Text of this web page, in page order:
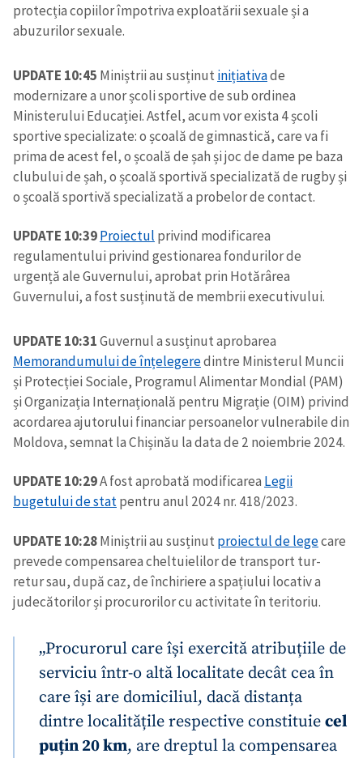
protecția copiilor împotriva exploatării sexuale și a
abuzurilor sexuale.
UPDATE 10:45 Miniștrii au susținut inițiativade
modernizare a unor școli sportive de sub ordinea
Ministerului Educației. Astfel, acum vor exista 4 școli
sportive specializate: o școală de gimnastică, care va fi
prima de acest fel, o școală de șah și joc de dame pe baza
clubului de șah, o școală sportivă specializată de rugby și
o școală sportivă specializată a probelor de contact.
UPDATE 10:39Proiectul privind modificarea
regulamentului privind gestionarea fondurilor de
urgență ale Guvernului, aprobat prin Hotărârea
Guvernului, a fost susținută de membrii executivului.
UPDATE 10:31Guvernul a susținut aprobarea
Memorandumului de înțelegeredintre Ministerul Muncii
și Protecției Sociale, Programul Alimentar Mondial (PAM)
și Organizația Internațională pentru Migrație (OIM) privind
acordarea ajutorului financiar persoanelor vulnerabile din
Moldova, semnat la Chișinău la data de 2 noiembrie 2024.
UPDATE 10:29A fost aprobată modificarea Legii
bugetului de statpentru anul 2024 nr. 418/2023.
UPDATE 10:28Miniștrii au susținut proiectul de legecare
prevede compensarea cheltuielilor de transport tur-
retur sau, după caz, de închiriere a spațiului locativ a
judecătorilor și procurorilor cu activitate în teritoriu.
„Procurorul care își exercită atribuțiile de
serviciu într-o altă localitate decât cea în
care își are domiciliul, dacă distanța
dintre localitățile respective constituiecel
puțin 20 km, are dreptul la compensarea